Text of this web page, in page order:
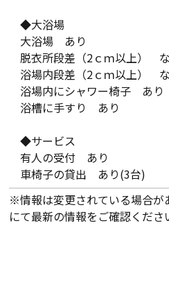
◆大浴場
大浴場 あり
脱衣所段差（2ｃｍ以上）
浴場内段差（2ｃｍ以上）
浴場内にシャワー椅子 あり
浴槽に手すり あり
◆サービス
有人の受付 あり
車椅子の貸出 あり(3台)
※情報は変更されている場合が
にて最新の情報をご確認くださ